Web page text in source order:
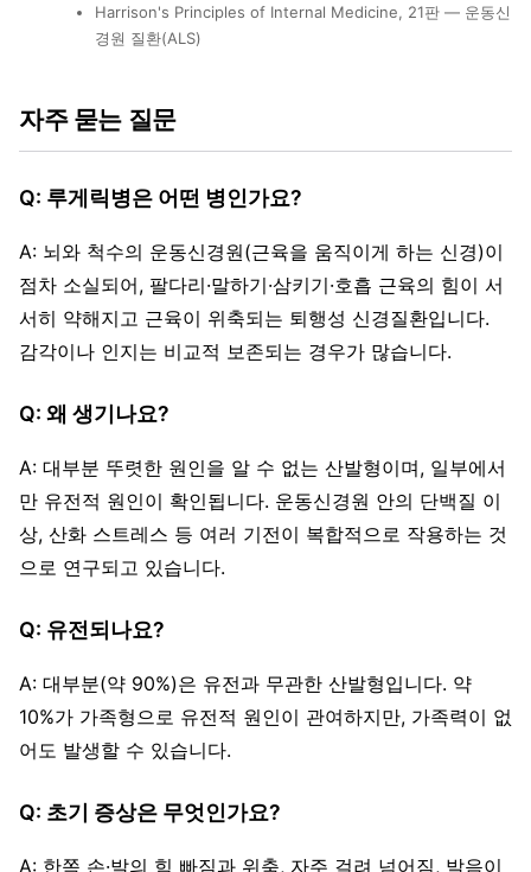
Harrison's Principles of Internal Medicine, 21판 — 운동신
경원 질환(ALS)
자주 묻는 질문
Q: 루게릭병은 어떤 병인가요?
A: 뇌와 척수의 운동신경원(근육을 움직이게 하는 신경)이
점차 소실되어, 팔다리·말하기·삼키기·호흡 근육의 힘이 서
서히 약해지고 근육이 위축되는 퇴행성 신경질환입니다.
감각이나 인지는 비교적 보존되는 경우가 많습니다.
Q: 왜 생기나요?
A: 대부분 뚜렷한 원인을 알 수 없는 산발형이며, 일부에서
만 유전적 원인이 확인됩니다. 운동신경원 안의 단백질 이
상, 산화 스트레스 등 여러 기전이 복합적으로 작용하는 것
으로 연구되고 있습니다.
Q: 유전되나요?
A: 대부분(약 90%)은 유전과 무관한 산발형입니다. 약
10%가 가족형으로 유전적 원인이 관여하지만, 가족력이 없
어도 발생할 수 있습니다.
Q: 초기 증상은 무엇인가요?
A: 한쪽 손·발의 힘 빠짐과 위축, 자주 걸려 넘어짐, 발음이